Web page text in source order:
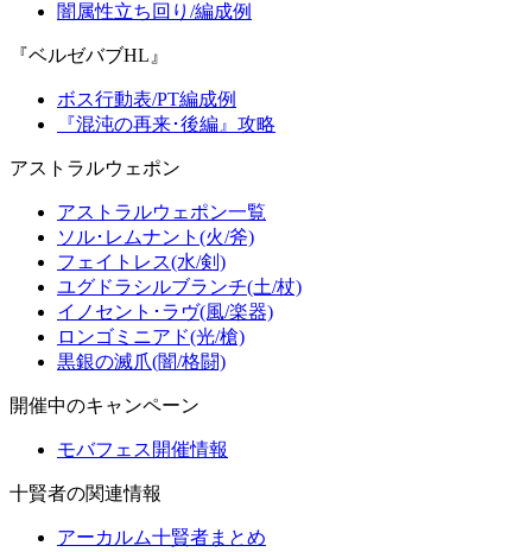
闇属性立ち回り/編成例
『ベルゼバブHL』
ボス行動表/PT編成例
『混沌の再来･後編』攻略
アストラルウェポン
アストラルウェポン一覧
ソル･レムナント(火/斧)
フェイトレス(水/剣)
ユグドラシルブランチ(土/杖)
イノセント･ラヴ(風/楽器)
ロンゴミニアド(光/槍)
黒銀の滅爪(闇/格闘)
開催中のキャンペーン
モバフェス開催情報
十賢者の関連情報
アーカルム十賢者まとめ